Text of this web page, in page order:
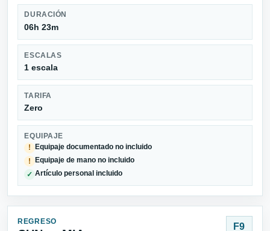
DURACIÓN
06h 23m
ESCALAS
1 escala
TARIFA
Zero
EQUIPAJE
!
Equipaje documentado no incluido
! Equipaje de mano no incluido
✓ Artículo personal incluido
REGRESO F9